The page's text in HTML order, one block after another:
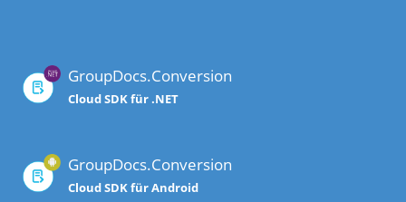
GroupDocs.Conversion
Cloud SDK für .NET
GroupDocs.Conversion
Cloud SDK für Android